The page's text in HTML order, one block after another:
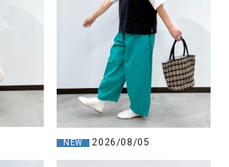
NEW 2026/08/05